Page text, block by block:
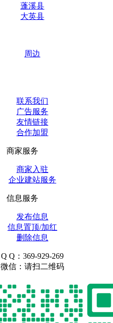
蓬溪县
大英县
周边
联系我们
广告服务
友情链接
合作加盟
商家服务
商家入驻
企业建站服务
信息服务
发布信息
信息置顶/加红
删除信息
Q Q：369-929-269
微信：请扫二维码